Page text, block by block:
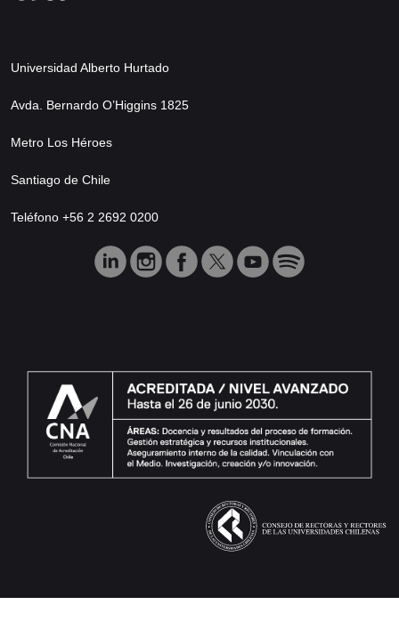
Universidad Alberto Hurtado
Avda. Bernardo O’Higgins 1825
Metro Los Héroes
Santiago de Chile
Teléfono +56 2 2692 0200